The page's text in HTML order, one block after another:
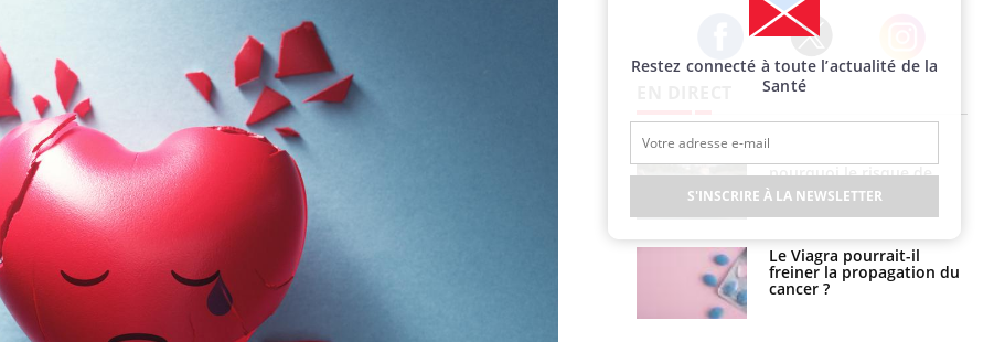
Facebook Twitter Instagram
Chikungunya, dengue,
West Nile : que se passe-
t-il dans le sud de la
France ?
Les médicaments GLP-1
protègent-ils aussi les os
pourquoi le risque de
noyade grimpe-t-il ?
Le Viagra pourrait-il
freiner la propagation du
cancer ?
Restez connecté à toute l’actualité de la
Santé
S'INSCRIRE À LA NEWSLETTER